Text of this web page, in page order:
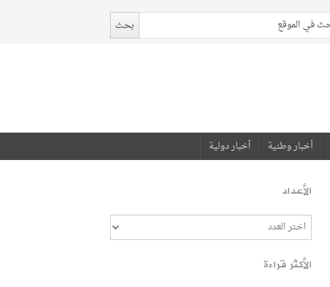
أخبار وطنية أخبار دولية
الأعداد
الأكثر قراءة